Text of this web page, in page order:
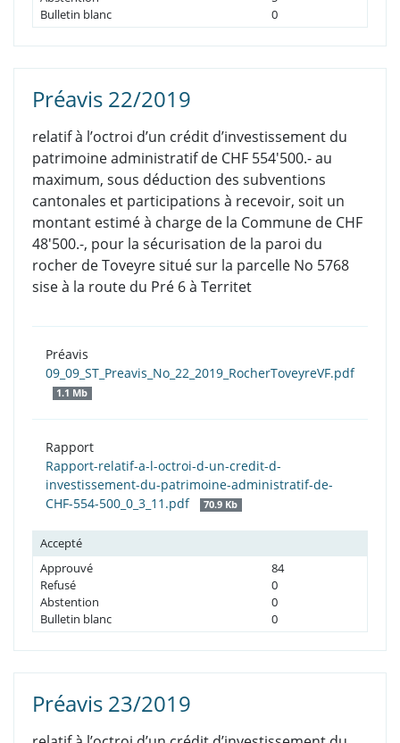
Bulletin blanc
0
Préavis 22/2019
relatif à l’octroi d’un crédit d’investissement du
patrimoine administratif de CHF 554'500.- au
maximum, sous déduction des subventions
cantonales et participations à recevoir, soit un
montant estimé à charge de la Commune de CHF
48'500.-, pour la sécurisation de la paroi du
rocher de Toveyre situé sur la parcelle No 5768
sise à la route du Pré 6 à Territet
Préavis
09_09_ST_Preavis_No_22_2019_RocherToveyreVF.pdf
1.1 Mb
Rapport
Rapport-relatif-a-l-octroi-d-un-credit-d-
investissement-du-patrimoine-administratif-de-
CHF-554-500_0_3_11.pdf
70.9 Kb
Accepté
Approuvé
84
Refusé
0
Abstention
0
Bulletin blanc
0
Préavis 23/2019